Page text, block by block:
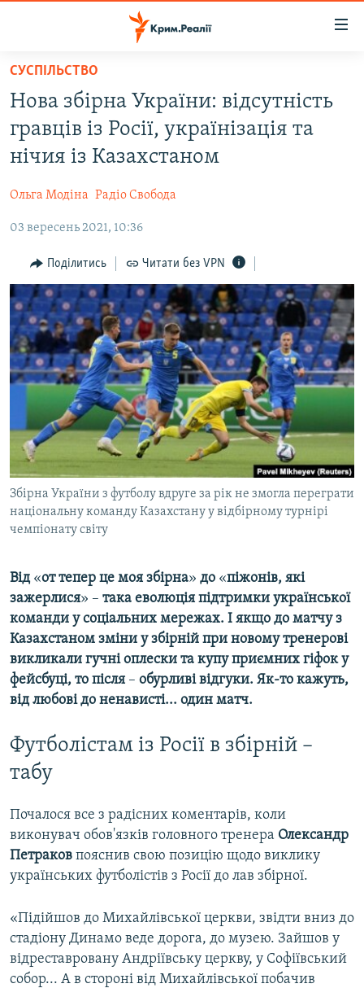
Перейти
основного
матеріалу
Перейти
до
основної
Перейти
пошуку
ВОДА.КРИМ
ВІДЕО ТА ФОТО
БЛОГИ
ПОГЛЯД
ІНТЕРВ'Ю
ВСЕ ЗА ДЕНЬ
СПЕЦПРОЕКТИ
ДЕПОРТАЦІЯ
ВІДЕОУРОКИ «ELIFBE»
СВІДЧЕННЯ ОКУПАЦІЇ
УКРАЇНСЬКА ПРОБЛЕМА КРИМУ
ІНФОГРАФІКА
ЯК ОБІЙТИ БЛОКУВАННЯ
Русский
Qırımtatar
ДОЛУЧАЙСЯ!
СУСПІЛЬСТВО
Нова збірна України: відсутність
гравців із Росії, українізація та
нічия із Казахстаном
Ольга Модіна Радіо Свобода
03 вересень 2021, 10:36
Поділитись Читати без VPN
Збірна України з футболу вдруге за рік не змогла переграти
національну команду Казахстану у відбірному турнірі
чемпіонату світу
Від «от тепер це моя збірна»​ до «​піжонів, які
зажерлися»​ – ​ така еволюція підтримки української
команди у соціальних мережах. І якщо до матчу з
Казахстаном зміни у збірній при новому тренерові
викликали гучні оплески та купу приємних гіфок у
фейсбуці, то після – ​ обурливі відгуки. Як-то кажуть,
від любові до ненависті... один матч.
Футболістам із Росії в збірній – ​
табу
Почалося все з радісних коментарів, коли
виконувач обов'язків головного тренера Олександр
Петраков пояснив свою позицію щодо виклику
українських футболістів з Росії до лав збірної.
«Підійшов до Михайлівської церкви, звідти вниз до
стадіону Динамо веде дорога, до музею. Зайшов у
відреставровану Андріївську церкву, у Софіївський
собор... А в стороні від Михайлівської побачив